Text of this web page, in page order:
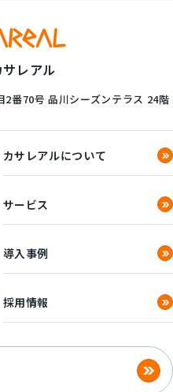
レアル
2番70号 品川シーズンテラス 24階
カサレアルについて
サービス
導入事例
採用情報